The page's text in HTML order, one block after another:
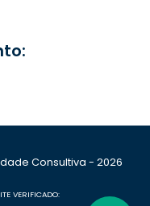
Consultiva - 2026
VERIFICADO: